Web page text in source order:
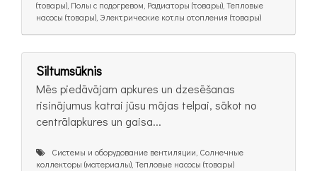
(товары), Полы с подогревом, Радиаторы (товары), Тепловые
насосы (товары), Электрические котлы отопления (товары)
Siltumsūknis
Mēs piedāvājam apkures un dzesēšanas
risinājumus katrai jūsu mājas telpai, sākot no
centrālapkures un gaisa...
Системы и оборудование вентиляции, Солнечные
коллекторы (материалы), Тепловые насосы (товары)